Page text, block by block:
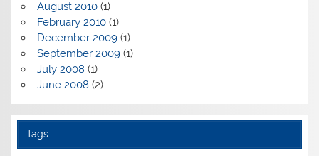
August 2010(1)
February 2010(1)
December 2009(1)
September 2009(1)
July 2008 (1)
June 2008 (2)
Tags